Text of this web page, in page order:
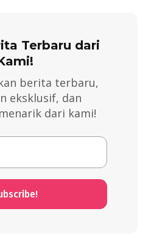
Terbaru dari
berita terbaru,
eksklusif, dan
dari kami!